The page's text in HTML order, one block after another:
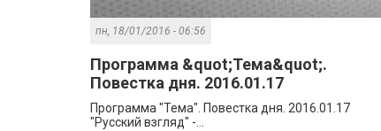
пн, 18/01/2016 - 06:56
Программа &quot;Тема&quot;.
Повестка дня. 2016.01.17
Программа "Тема". Повестка дня. 2016.01.17
"Русский взгляд" -...